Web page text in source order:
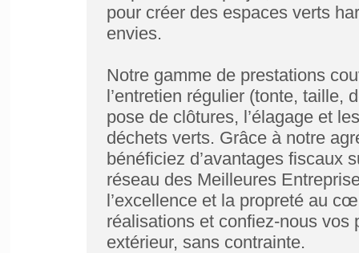
pour créer des espaces verts
envies.
Notre gamme de prestations
l’entretien régulier (tonte, taille,
pose de clôtures, l’élagage et
déchets verts. Grâce à notre
bénéficiez d’avantages fiscaux
réseau des Meilleures
l’excellence et la propreté au
réalisations et confiez-nous vos
extérieur, sans contrainte.